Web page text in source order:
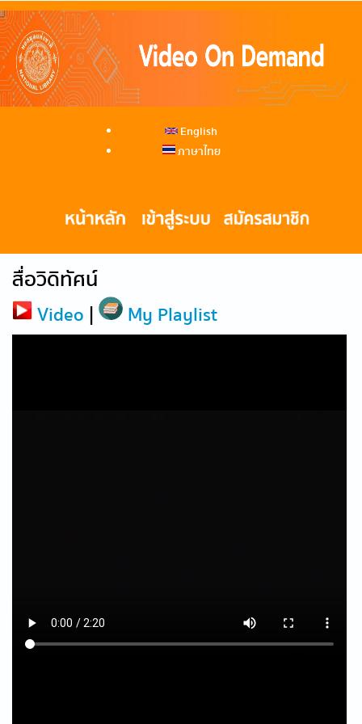
English
ภาษาไทย
สื่อวิดิทัศน์
Video | My Playlist